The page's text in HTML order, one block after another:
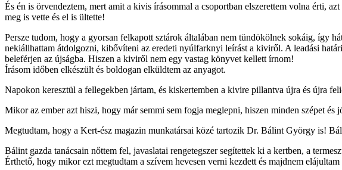
És én is örvendeztem, mert amit a kivis írásommal a csoportban elszerettem volna érti,
meg is vette és el is ültette!
Persze tudom, hogy a gyorsan felkapott sztárok általában nem tündökölnek sokáig, így
nekiállhattam átdolgozni, kibővíteni az eredeti nyúlfarknyi leírást a kiviről. A leadási
beleférjen az újságba. Hiszen a kiviről nem egy vastag könyvet kellett írnom!
Írásom időben elkészült és boldogan elküldtem az anyagot.
Napokon keresztül a fellegekben jártam, és kiskertemben a kivire pillantva újra és újra
Mikor az ember azt hiszi, hogy már semmi sem fogja meglepni, hiszen minden szépet és
Megtudtam, hogy a Kert-ész magazin munkatársai közé tartozik Dr. Bálint György is!
Bálint gazda tanácsain nőttem fel, javaslatai rengetegszer segítettek ki a kertben, a
Érthető, hogy mikor ezt megtudtam a szívem hevesen verni kezdett és majdnem elájultam